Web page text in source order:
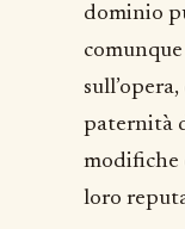
dominio
paternità
modifiche
loro